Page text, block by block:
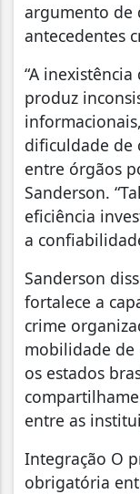
argumento de
antecedentes
“A
produz
dificuldade de
entre órgãos
Sanderson.
eficiência
a
Sanderson
fortalece a
crime
mobilidade de
os estados
entre as
Integração O
obrigatória